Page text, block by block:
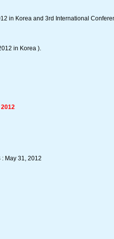
in Korea and 3rd International
in Korea ).
May 31, 2012